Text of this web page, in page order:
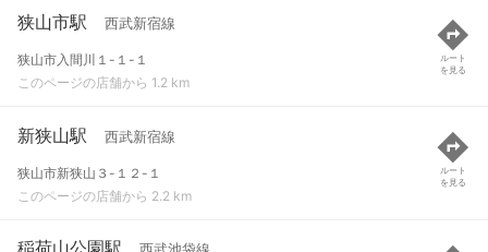
狭山市駅 西武新宿線
狭山市入間川１-１-１
このページの店舗から 1.2 km
ルート
を見る
新狭山駅 西武新宿線
狭山市新狭山３-１２-１
このページの店舗から 2.2 km
ルート
を見る
稲荷山公園駅